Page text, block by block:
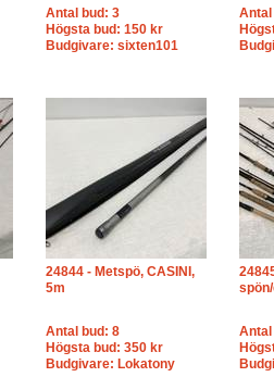
Antal bud: 3
Högsta bud: 150 kr
Budgivare: sixten101
Antal
24844 - Metspö, CASINI,
5m
Antal bud: 8
Högsta bud: 350 kr
Budgivare: Lokatony
Antal